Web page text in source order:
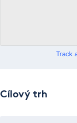
Track
Cílový trh